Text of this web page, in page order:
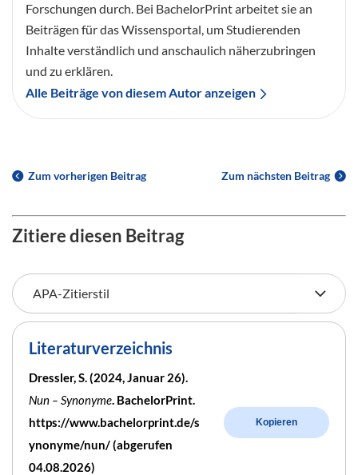
Forschungen durch. Bei BachelorPrint arbeitet sie an
Beiträgen für das Wissensportal, um Studierenden
Inhalte verständlich und anschaulich näherzubringen
und zu erklären.
Alle Beiträge von diesem Autor anzeigen
Zum vorherigen Beitrag Zum nächsten Beitrag
Zitiere diesen Beitrag
Literaturverzeichnis
Dressler, S. (2024, Januar 26).
Nun – Synonyme. BachelorPrint.
https://www.bachelorprint.de/s
ynonyme/nun/ (abgerufen
04.08.2026)
Kopieren